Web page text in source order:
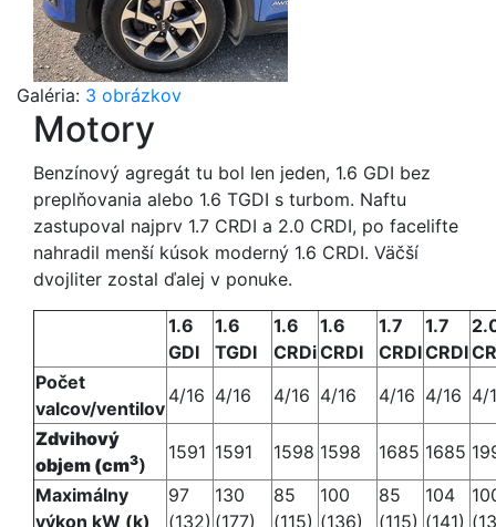
Galéria: 3 obrázkov
Motory
Benzínový agregát tu bol len jeden, 1.6 GDI bez
preplňovania alebo 1.6 TGDI s turbom. Naftu
zastupoval najprv 1.7 CRDI a 2.0 CRDI, po facelifte
nahradil menší kúsok moderný 1.6 CRDI. Väčší
dvojliter zostal ďalej v ponuke.
1.6
GDI
1.6
TGDI
1.6
CRDi
1.6
CRDI
1.7
CRDI
1.7
CRDI
Počet
valcov/ventilov
4/16 4/16 4/16 4/16 4/16 4/16 4/
Zdvihový
objem (cm3)
1591 1591 1598 1598 1685 1685
Maximálny
výkon kW (k)
97
(132)
130
(177)
85
(115)
100
(136)
85
(115)
104
(141)